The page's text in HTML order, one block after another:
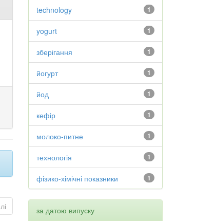
1
technology
1
yogurt
1
зберігання
1
йогурт
1
йод
1
кефір
1
молоко-питне
1
технологія
1
фізико-хімічні показники
за датою випуску